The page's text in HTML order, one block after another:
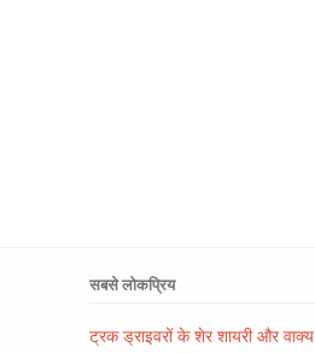
सबसे लोकप्रिय
ट्रक ड्राइवरों के शेर शायरी और वाक्य